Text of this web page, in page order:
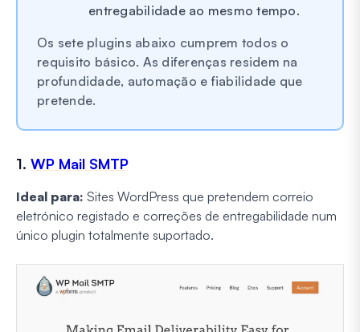
entregabilidade ao mesmo tempo.
Os sete plugins abaixo cumprem todos o
requisito básico. As diferenças residem na
profundidade, automação e fiabilidade que
pretende.
1. WP Mail SMTP
Ideal para: Sites WordPress que pretendem correio
eletrónico registado e correções de entregabilidade num
único plugin totalmente suportado.